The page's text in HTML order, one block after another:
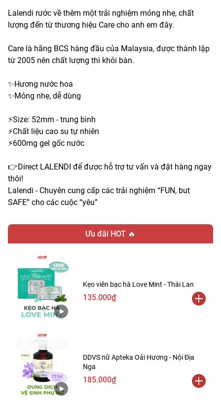
Lalendi rước về thêm một trải nghiệm mỏng nhẹ, chất
lượng đến từ thương hiệu Care cho anh em đây.
Care là hãng BCS hàng đầu của Malaysia, được thành lập
từ 2005 nên chất lượng thì khỏi bàn.
✨Hương nước hoa
✨Mỏng nhẹ, dễ dùng
⚡️Size: 52mm - trung bình
⚡️Chất liệu cao su tự nhiên
⚡️600mg gel gốc nước
👉Direct LALENDI để được hỗ trợ tư vấn và đặt hàng ngay
thôi!
Lalendi - Chuyên cung cấp các trải nghiệm “FUN, but
SAFE” cho các cuộc “yêu”
Ưu đãi HOT 🔥
Kẹo viên bạc hà Love Mint - Thái Lan
135.000₫
DDVS nữ Apteka Oải Hương - Nội Địa
Nga
185.000₫